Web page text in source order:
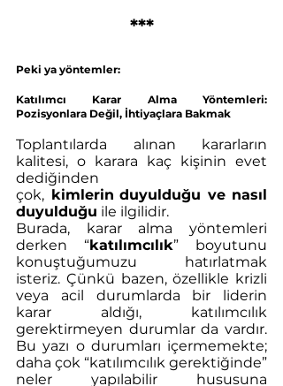
***
Peki ya yöntemler:
Katılımcı Karar Alma Yöntemleri:
Pozisyonlara Değil, İhtiyaçlara Bakmak
Toplantılarda alınan kararların
kalitesi, o karara kaç kişinin evet
dediğinden
çok, kimlerin duyulduğu ve nasıl
duyulduğu ile ilgilidir.
Burada, karar alma yöntemleri
derken “katılımcılık” boyutunu
konuştuğumuzu hatırlatmak
isteriz. Çünkü bazen, özellikle krizli
veya acil durumlarda bir liderin
karar aldığı, katılımcılık
gerektirmeyen durumlar da vardır.
Bu yazı o durumları içermemekte;
daha çok “katılımcılık gerektiğinde”
neler yapılabilir hususuna